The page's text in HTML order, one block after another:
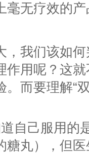
毫无疗效的
，我们该如
作用呢？这
而要理解“
自己服用的
糖丸），但